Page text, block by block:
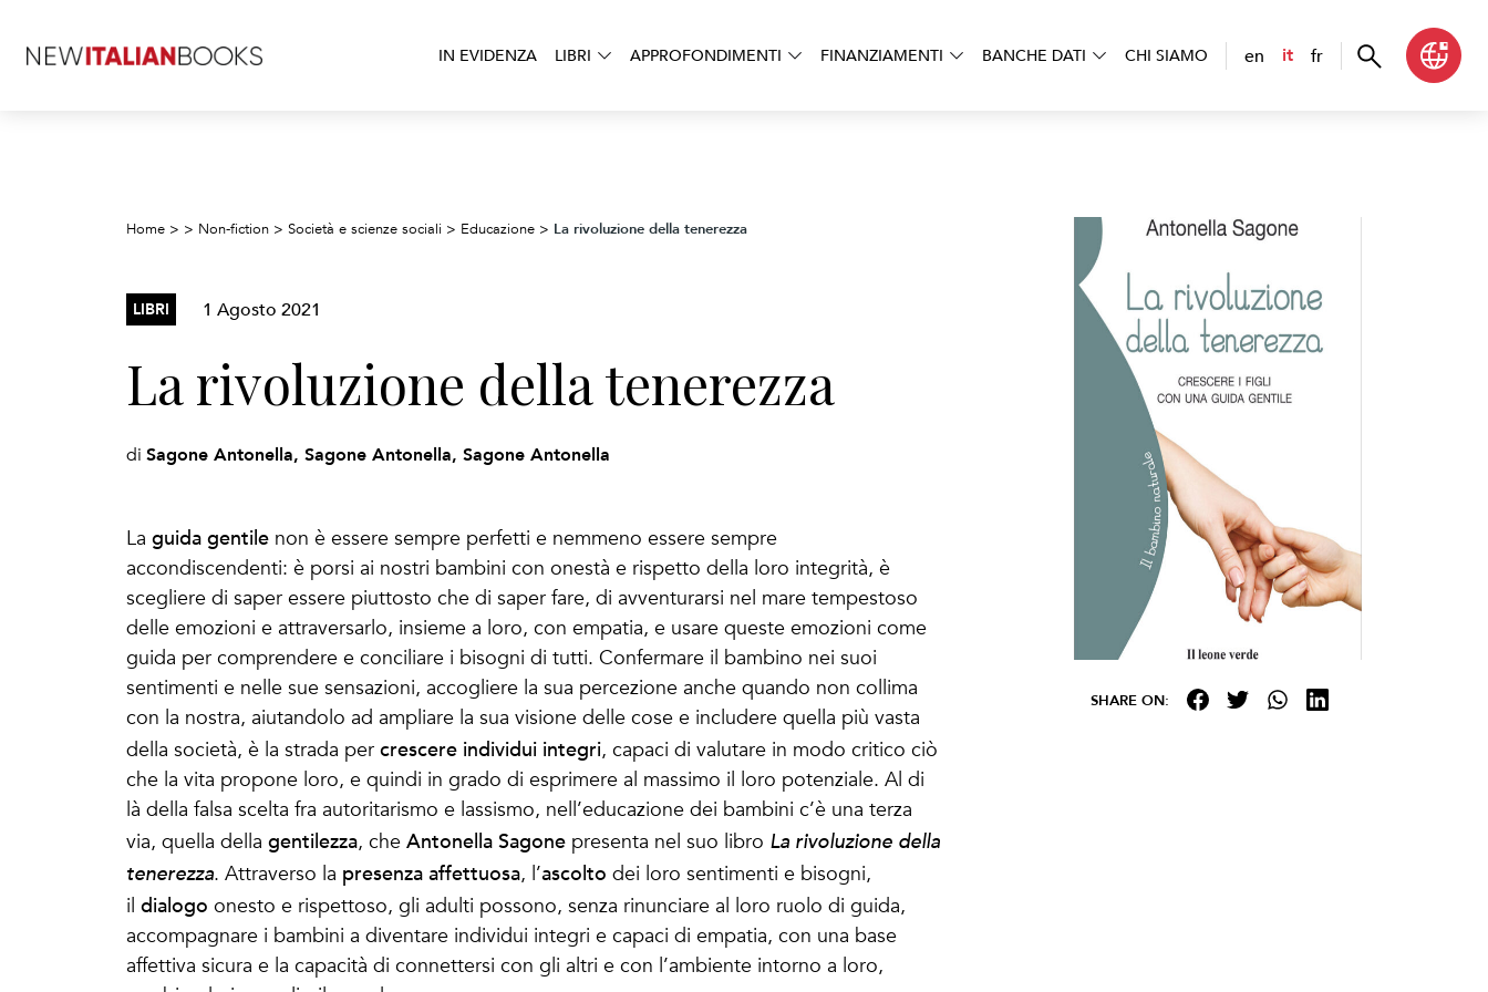
IN EVIDENZA LIBRI APPROFONDIMENTI FINANZIAMENTI BANCHE DATI CHI SIAMO en it fr
Home > > Non-fiction > Società e scienze sociali > Educazione > La rivoluzione della tenerezza
LIBRI 1 Agosto 2021
La rivoluzione della tenerezza
di Sagone Antonella, Sagone Antonella, Sagone Antonella
La guida gentile non è essere sempre perfetti e nemmeno essere sempre
accondiscendenti: è porsi ai nostri bambini con onestà e rispetto della loro integrità, è
scegliere di saper essere piuttosto che di saper fare, di avventurarsi nel mare tempestoso
delle emozioni e attraversarlo, insieme a loro, con empatia, e usare queste emozioni come
guida per comprendere e conciliare i bisogni di tutti. Confermare il bambino nei suoi
sentimenti e nelle sue sensazioni, accogliere la sua percezione anche quando non collima
con la nostra, aiutandolo ad ampliare la sua visione delle cose e includere quella più vasta
della società, è la strada per crescere individui integri, capaci di valutare in modo critico ciò
che la vita propone loro, e quindi in grado di esprimere al massimo il loro potenziale. Al di
là della falsa scelta fra autoritarismo e lassismo, nell’educazione dei bambini c’è una terza
via, quella della gentilezza, che Antonella Sagone presenta nel suo libro La rivoluzione della
tenerezza. Attraverso la presenza affettuosa, l’ascolto dei loro sentimenti e bisogni,
il dialogo onesto e rispettoso, gli adulti possono, senza rinunciare al loro ruolo di guida,
accompagnare i bambini a diventare individui integri e capaci di empatia, con una base
affettiva sicura e la capacità di connettersi con gli altri e con l’ambiente intorno a loro,
SHARE ON: